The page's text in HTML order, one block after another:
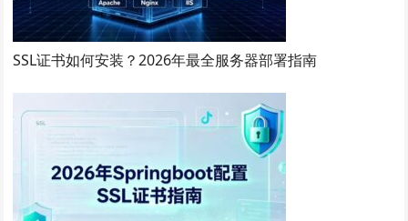
SSL证书如何安装？2026年最全服务器部署指南